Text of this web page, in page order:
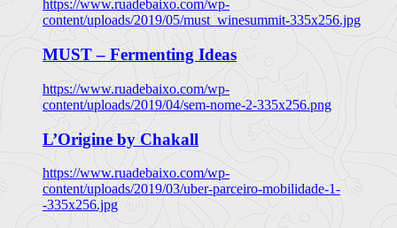
https://www.ruadebaixo.com/wp-
content/uploads/2019/05/must_winesummit-335x256.jpg
MUST – Fermenting Ideas
https://www.ruadebaixo.com/wp-
content/uploads/2019/04/sem-nome-2-335x256.png
L’Origine by Chakall
https://www.ruadebaixo.com/wp-
content/uploads/2019/03/uber-parceiro-mobilidade-1-
-335x256.jpg